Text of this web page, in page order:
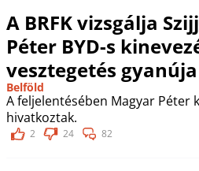
A BRFK vizsgálja
Péter BYD-s
vesztegetés
Belföld
A feljelentésében Magyar Péter
hivatkoztak.
2 24 82